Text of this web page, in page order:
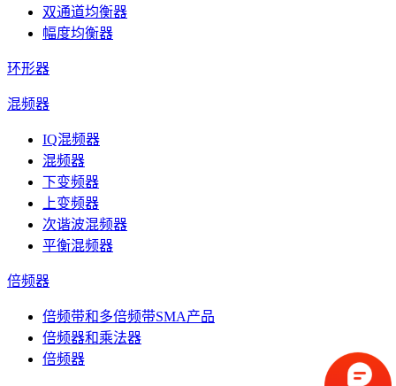
双通道均衡器
幅度均衡器
环形器
混频器
IQ混频器
混频器
下变频器
上变频器
次谐波混频器
平衡混频器
倍频器
倍频带和多倍频带SMA产品
倍频器和乘法器
倍频器